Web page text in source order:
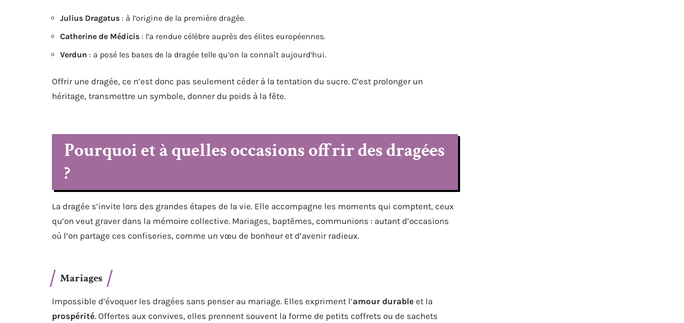
Julius Dragatus : à l’origine de la première dragée.
Catherine de Médicis : l’a rendue célèbre auprès des élites européennes.
Verdun : a posé les bases de la dragée telle qu’on la connaît aujourd’hui.
Offrir une dragée, ce n’est donc pas seulement céder à la tentation du sucre. C’est prolonger un
héritage, transmettre un symbole, donner du poids à la fête.
Pourquoi et à quelles occasions offrir des dragées
?
La dragée s’invite lors des grandes étapes de la vie. Elle accompagne les moments qui comptent, ceux
qu’on veut graver dans la mémoire collective. Mariages, baptêmes, communions : autant d’occasions
où l’on partage ces confiseries, comme un vœu de bonheur et d’avenir radieux.
Mariages
Impossible d’évoquer les dragées sans penser au mariage. Elles expriment l’amour durable et la
prospérité. Offertes aux convives, elles prennent souvent la forme de petits coffrets ou de sachets